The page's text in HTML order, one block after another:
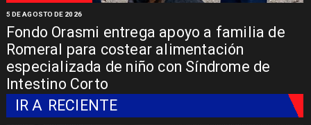
Fondo Orasmi entrega apoyo a familia de
Romeral para costear alimentación
especializada de niño con Síndrome de
Intestino Corto
5 DE AGOSTO DE 2026
IR A RECIENTE